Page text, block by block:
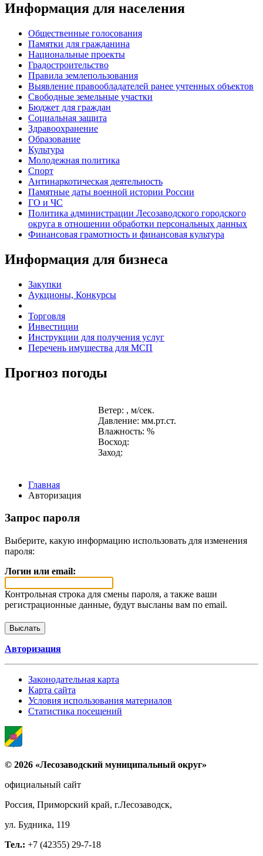
Информация для населения
Общественные голосования
Памятки для гражданина
Национальные проекты
Градостроительство
Правила землепользования
Выявление правообладателей ранее учтенных объектов
Свободные земельные участки
Бюджет для граждан
Социальная защита
Здравоохранение
Образование
Культура
Молодежная политика
Спорт
Антинаркотическая деятельность
Памятные даты военной истории России
ГО и ЧС
Политика администрации Лесозаводского городского
округа в отношении обработки персональных данных
Финансовая грамотность и финансовая культура
Информация для бизнеса
Закупки
Аукционы, Конкурсы
Торговля
Инвестиции
Инструкции для получения услуг
Перечень имущества для МСП
Прогноз погоды
Ветер: , м/сек.
Давление: мм.рт.ст.
Влажность: %
Восход:
Заход:
Главная
Авторизация
Запрос пароля
Выберите, какую информацию использовать для изменения
пароля:
Логин или email:
Контрольная строка для смены пароля, а также ваши
регистрационные данные, будут высланы вам по email.
Авторизация
Законодательная карта
Карта сайта
Условия использования материалов
Статистика посещений
© 2026 «Лесозаводский муниципальный округ»
официальный сайт
Россия, Приморский край, г.Лесозаводск,
ул. Будника, 119
Тел.: +7 (42355) 29-7-18